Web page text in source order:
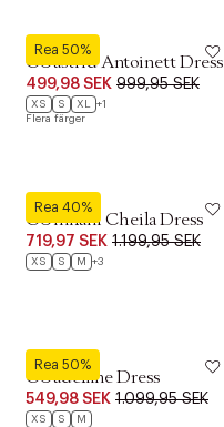
Rea 50%
Culture
CUastrid Antoinett Dress
499,98 SEK 999,95 SEK
XS S XL +1
Flera färger
Rea 40%
Culture
CUmilani Cheila Dress
719,97 SEK 1.199,95 SEK
XS S M +3
Rea 50%
Culture
CUadelfine Dress
549,98 SEK 1.099,95 SEK
XS S
M